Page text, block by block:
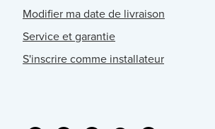
Modifier ma date de livraison
Service et garantie
S'inscrire comme installateur